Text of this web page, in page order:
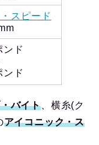
スピード
ド
ド
バイト 、横糸(ク
アイコニック・ス